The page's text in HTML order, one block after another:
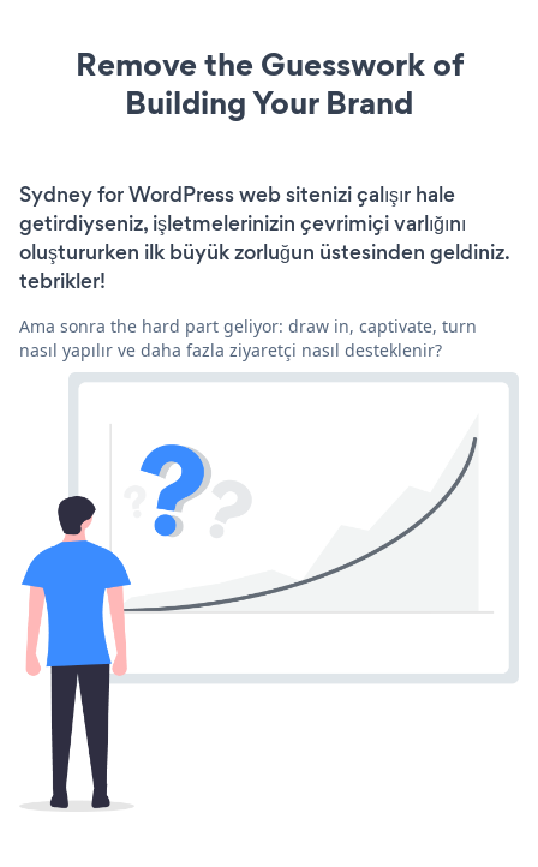
Remove the Guesswork of
Building Your Brand
Sydney for WordPress web sitenizi çalışır hale
getirdiyseniz, işletmelerinizin çevrimiçi varlığını
oluştururken ilk büyük zorluğun üstesinden geldiniz.
tebrikler!
Ama sonra the hard part geliyor: draw in, captivate, turn
nasıl yapılır ve daha fazla ziyaretçi nasıl desteklenir?